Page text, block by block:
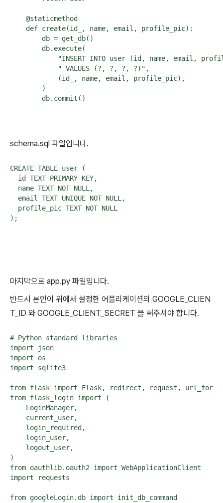
    @staticmethod
    def create(id_, name, email, profile_pic):
        db = get_db()
        db.execute(
"INSERT INTO user (id, name, email,
            " VALUES (?, ?, ?, ?)",
            (id_, name, email, profile_pic),
        )
schema.sql 파일입니다.
CREATE TABLE user (
  id TEXT PRIMARY KEY,
  name TEXT NOT NULL,
  email TEXT UNIQUE NOT NULL,
  profile_pic TEXT NOT NULL
마지막으로 app.py 파일입니다.
반드시 본인이 위에서 설정한 어플리케이션의 GOOGLE_CLIEN
T_ID 와 GOOGLE_CLIENT_SECRET 을 써주셔야 합니다.
# Python standard libraries
import json
import os
import sqlite3
from flask import Flask, redirect, request, url_for
from flask_login import (
    LoginManager,
    current_user,
    login_required,
    login_user,
    logout_user,
)
from oauthlib.oauth2 import WebApplicationClient
import requests
from googleLogin.db import init_db_command